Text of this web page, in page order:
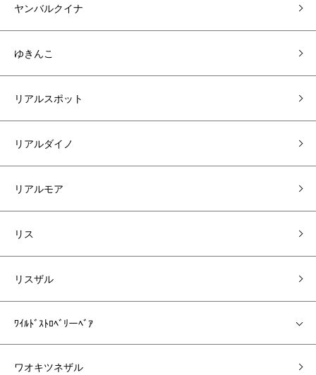
ヤンバルクイナ
ゆきんこ
リアルスポット
リアルダイノ
リアルモア
リス
リスザル
ﾜｲﾙﾄﾞｽﾄﾛﾍﾞﾘーﾍﾞｱ
ワオキツネザル